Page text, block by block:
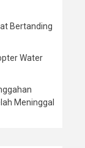
Bertanding
Water
Meninggal